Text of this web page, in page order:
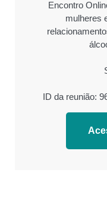
Encontro
mulheres
ID da reunião: